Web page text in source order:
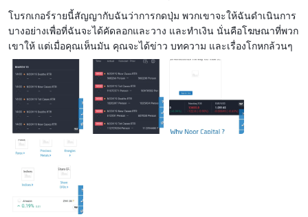
โบรกเกอร์รายนี้สัญญากับฉันว่าการกดปุ่ม พวกเขาจะให้ฉันดำเนินการ
บางอย่างเพื่อที่ฉันจะได้คัดลอกและวาง และทำเงิน นั่นคือโฆษณาที่พวก
เขาให้ แต่เมื่อคุณเห็นมัน คุณจะได้ข่าว บทความ และเรื่องโกหกล้วนๆ